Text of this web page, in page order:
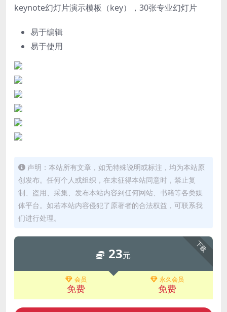
keynote幻灯片演示模板（key），30张专业幻灯片
易于编辑
易于使用
声明：本站所有文章，如无特殊说明或标注，均为本站原
创发布。任何个人或组织，在未征得本站同意时，禁止复
制、盗用、采集、发布本站内容到任何网站、书籍等各类媒
体平台。如若本站内容侵犯了原著者的合法权益，可联系我
们进行处理。
下载
23元
会员
免费
永久会员
免费